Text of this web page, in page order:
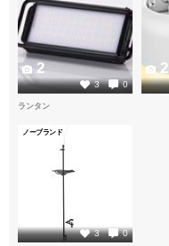
3 0
2 2
ランタン
ノーブランド
3 0